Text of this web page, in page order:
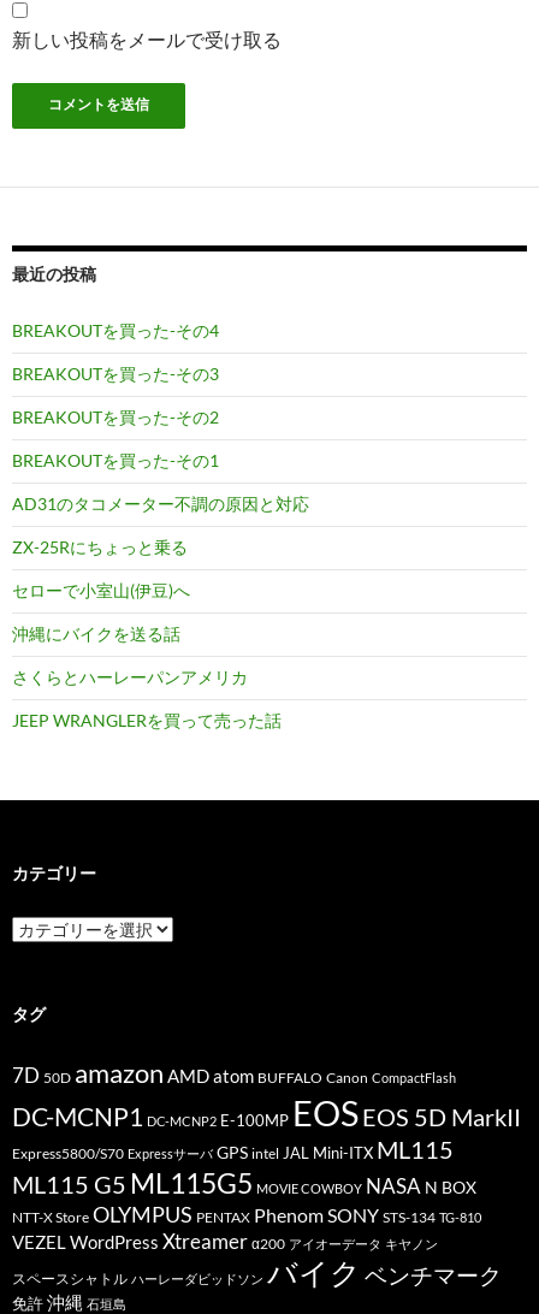
新しい投稿をメールで受け取る
最近の投稿
BREAKOUTを買った-その4
BREAKOUTを買った-その3
BREAKOUTを買った-その2
BREAKOUTを買った-その1
AD31のタコメーター不調の原因と対応
ZX-25Rにちょっと乗る
セローで小室山(伊豆)へ
沖縄にバイクを送る話
さくらとハーレーパンアメリカ
JEEP WRANGLERを買って売った話
カテゴリー
カ
テ
ー
タグ
7D 50D amazon AMDatom BUFFALO Canon CompactFlash
DC-MCNP1 DC-MCNP2 E-100MP EOSEOS 5D MarkII
Express5800/S70 Expressサーバ GPS intel JAL Mini-ITX ML115
ML115 G5 ML115G5 MOVIE COWBOY NASA N BOX
NTT-X Store OLYMPUS PENTAX PhenomSONY STS-134 TG-810
VEZELWordPress Xtreamer α200 アイオーデータ キヤノン
スペースシャトル ハーレーダビッドソン バイク ベンチマーク
免許沖縄 石垣島